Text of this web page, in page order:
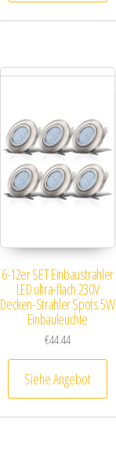
6-12er SET Einbaustrahler
LED ultra-flach 230V
Decken-Strahler Spots 5W
Einbauleuchte
€44.44
Siehe Angebot